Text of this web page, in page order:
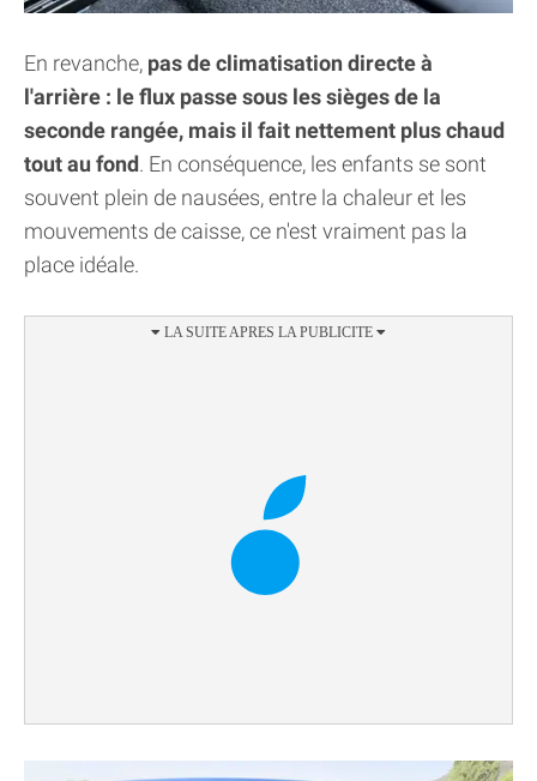
En revanche, pas de climatisation directe à
l'arrière : le flux passe sous les sièges de la
seconde rangée, mais il fait nettement plus chaud
tout au fond. En conséquence, les enfants se sont
souvent plein de nausées, entre la chaleur et les
mouvements de caisse, ce n'est vraiment pas la
place idéale.